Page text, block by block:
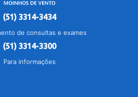
(51) 3314-3434
de consultas e exames
(51) 3314-3300
Para informações